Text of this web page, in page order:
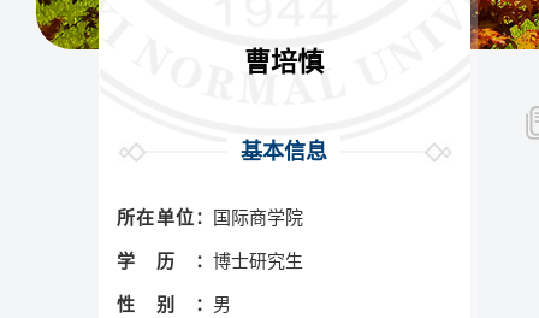
曹培慎
基本信息
所在单位： 国际商学院
学历： 博士研究生
性别： 男